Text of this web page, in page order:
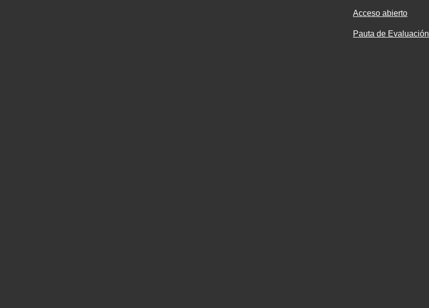
Acceso abierto
Pauta de Evaluación